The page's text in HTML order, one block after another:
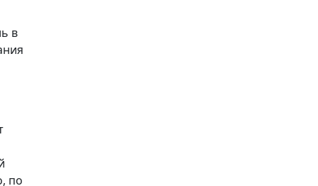
в
по